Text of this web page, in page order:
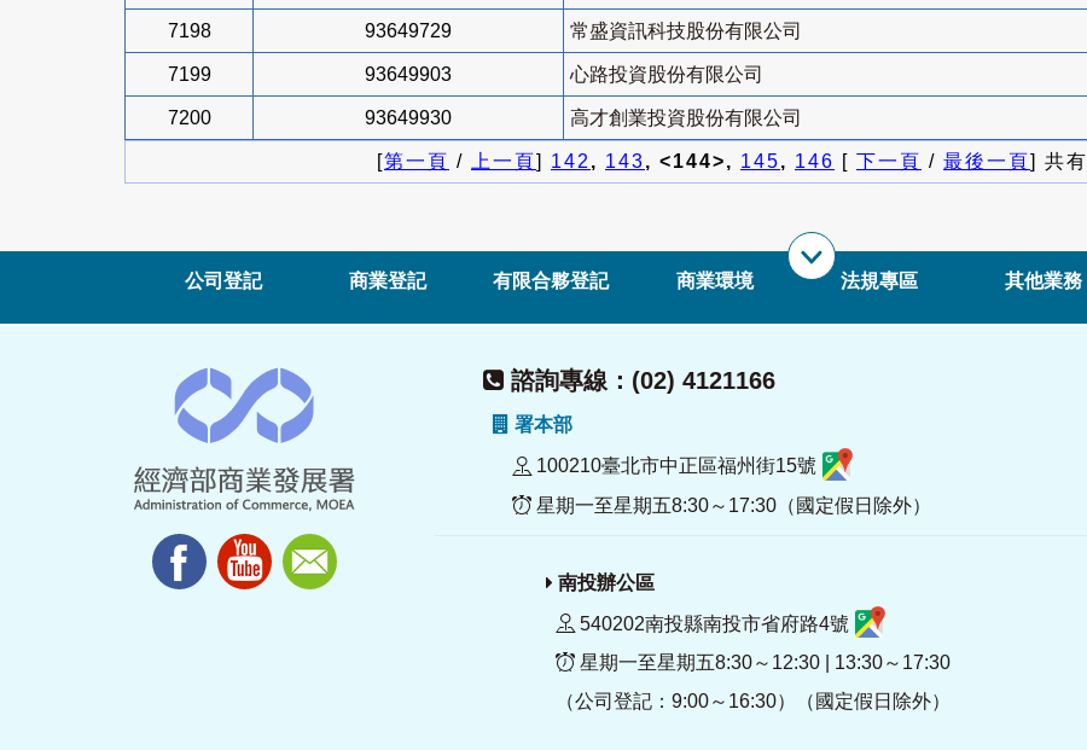
7198 93649729 常盛資訊科技股份有限公司
7199 93649903 心路投資股份有限公司
7200 93649930 高才創業投資股份有限公司
[第一頁 / 上一頁] 142, 143, <144>, 145, 146 [ 下一頁 / 最後一頁] 共有
公司登記 商業登記 有限合夥登記 商業環境 法規專區 其他業務
諮詢專線：(02) 4121166
署本部
100210臺北市中正區福州街15號
星期一至星期五8:30～17:30（國定假日除外）
南投辦公區
540202南投縣南投市省府路4號
星期一至星期五8:30～12:30 | 13:30～17:30
（公司登記：9:00～16:30）（國定假日除外）